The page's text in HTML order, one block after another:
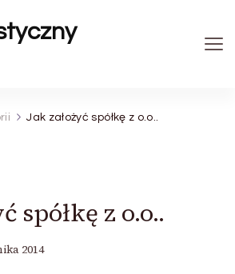
Jak założyć spółkę z o.o..
spółkę z o.o..
2014